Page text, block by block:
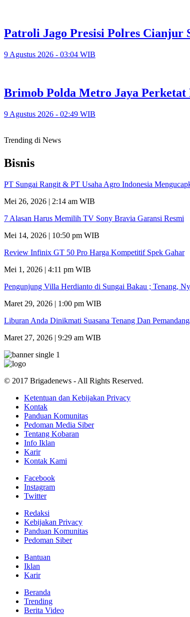
Patroli Jago Presisi Polres
9 Agustus 2026 - 03:04 WIB
Brimob Polda Metro Jaya Perketat
9 Agustus 2026 - 02:49 WIB
Trending di News
Bisnis
PT Sungai Rangit & PT Usaha Agro Indonesia
Mei 26, 2026 | 2:14 am WIB
7 Alasan Harus Memilih TV Sony Bravia Garansi Resmi
Mei 14, 2026 | 10:50 pm WIB
Review Infinix GT 50 Pro Harga Kompetitif Spek Gahar
Mei 1, 2026 | 4:11 pm WIB
Pengunjung Villa Herdianto di Sungai Bakau ; Tenang,
Maret 29, 2026 | 1:00 pm WIB
Liburan Anda Dinikmati Suasana Tenang Dan
Maret 27, 2026 | 9:29 am WIB
© 2017 Brigadenews - All Rights Reserved.
Ketentuan dan Kebijakan Privacy
Kontak
Panduan Komunitas
Pedoman Media Siber
Tentang Kobaran
Info Iklan
Karir
Kontak Kami
Facebook
Instagram
Twitter
Redaksi
Kebijakan Privacy
Panduan Komunitas
Pedoman Siber
Bantuan
Iklan
Karir
Beranda
Trending
Berita Video